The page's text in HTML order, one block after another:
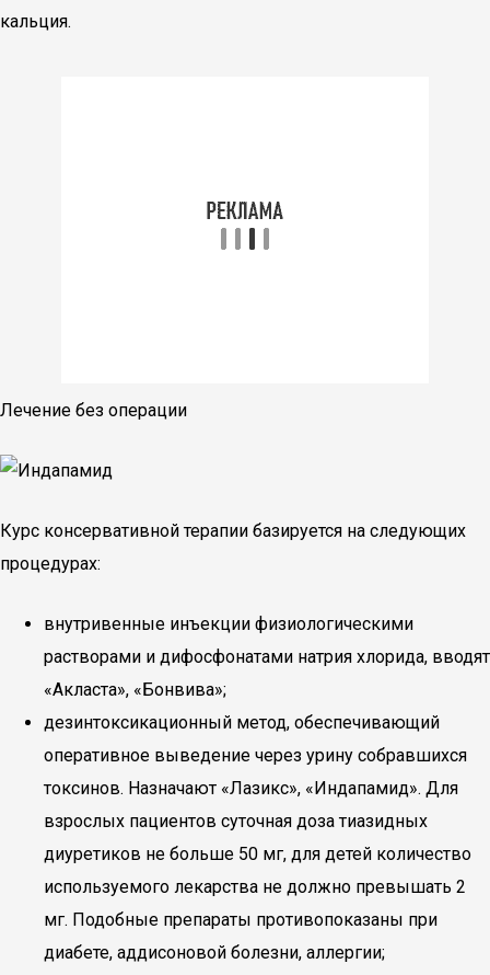
кальция.
Лечение без операции
Курс консервативной терапии базируется на следующих
процедурах:
внутривенные инъекции физиологическими
растворами и дифосфонатами натрия хлорида, вводят
«Акласта», «Бонвива»;
дезинтоксикационный метод, обеспечивающий
оперативное выведение через урину собравшихся
токсинов. Назначают «Лазикс», «Индапамид». Для
взрослых пациентов суточная доза тиазидных
диуретиков не больше 50 мг, для детей количество
используемого лекарства не должно превышать 2
мг. Подобные препараты противопоказаны при
диабете, аддисоновой болезни, аллергии;